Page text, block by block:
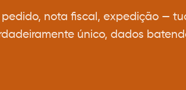
pedido, nota fiscal, expedição —
único, dados